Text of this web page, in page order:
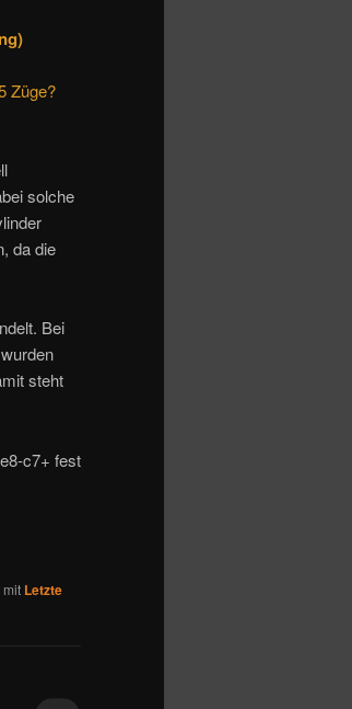
Züge?
solche
da die
Bei
steht
c7+ fest
mit Letzte